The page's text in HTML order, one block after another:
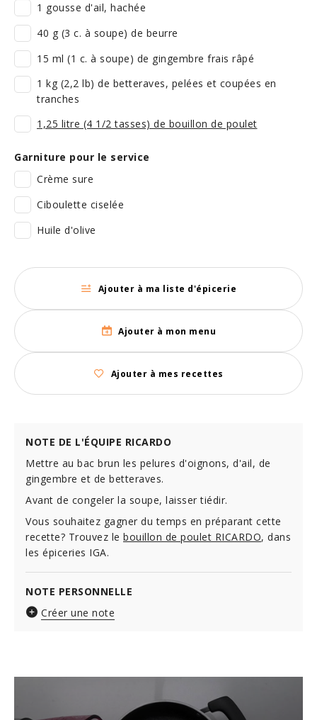
1 gousse d'ail, hachée
40 g (3 c. à soupe) de beurre
15 ml (1 c. à soupe) de gingembre frais râpé
1 kg (2,2 lb) de betteraves, pelées et coupées en
tranches
1,25 litre (4 1/2 tasses) de bouillon de poulet
Garniture pour le service
Crème sure
Ciboulette ciselée
Huile d'olive
Ajouter à ma liste d'épicerie
Ajouter à mon menu
Ajouter à mes recettes
NOTE DE L'ÉQUIPE RICARDO
Mettre au bac brun les pelures d'oignons, d'ail, de
gingembre et de betteraves.
Avant de congeler la soupe, laisser tiédir.
Vous souhaitez gagner du temps en préparant cette
recette? Trouvez le bouillon de poulet RICARDO, dans
les épiceries IGA.
NOTE PERSONNELLE
Créer une note